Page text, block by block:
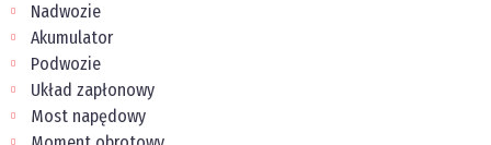
Nadwozie
Akumulator
Podwozie
Układ zapłonowy
Most napędowy